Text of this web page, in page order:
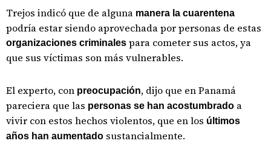
Trejos indicó que de alguna manera la cuarentena
podría estar siendo aprovechada por personas de estas
organizaciones criminales para cometer sus actos, ya
que sus víctimas son más vulnerables.
El experto, con preocupación, dijo que en Panamá
pareciera que las personas se han acostumbrado a
vivir con estos hechos violentos, que en los últimos
años han aumentado sustancialmente.